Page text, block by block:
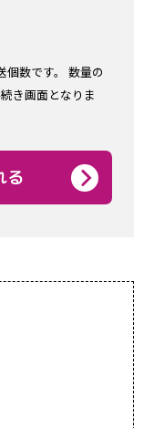
数です。
数量の
き画面となりま
る